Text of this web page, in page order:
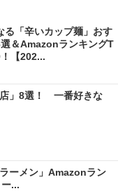
る「辛いカップ麺」おす
＆AmazonランキングT
【202...
店」8選！ 一番好きな
ーメン」Amazonラン
...